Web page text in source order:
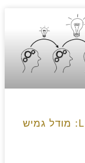
מאמר מס' 6: מודל Lean Change: מודל גמיש